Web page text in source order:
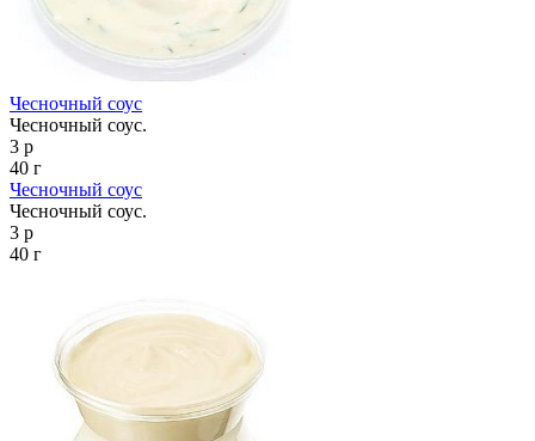
Чесночный соус
Чесночный соус.
3 р
40 г
Чесночный соус
Чесночный соус.
3 р
40 г